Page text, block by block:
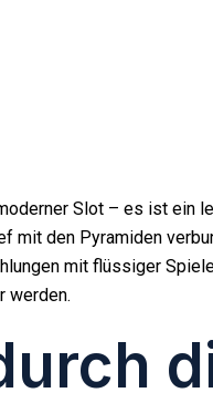
Slot – es ist ein
mit den Pyramiden
mit flüssiger
werden.